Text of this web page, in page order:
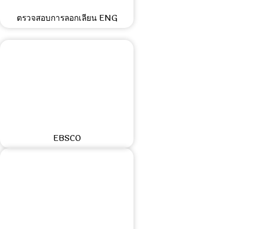
ตรวจสอบการลอกเลียน ENG
EBSCO